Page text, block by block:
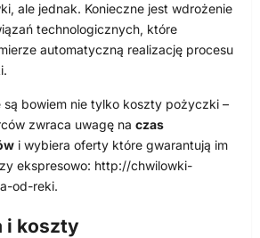
ale jednak. Konieczne jest wdrożenie
technologicznych, które
automatyczną realizację procesu
są bowiem nie tylko koszty pożyczki –
zwraca uwagę na czas
i wybiera oferty które gwarantują im
ekspresowo: http://chwilowki-
od-reki.
i koszty